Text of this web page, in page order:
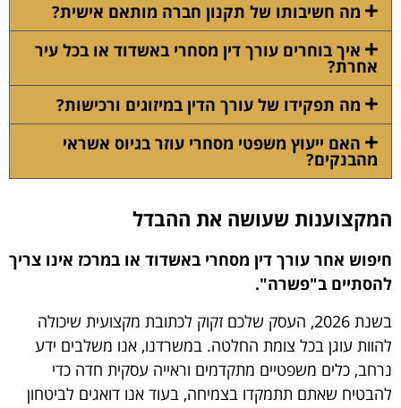
מה חשיבותו של תקנון חברה מותאם אישית?
איך בוחרים עורך דין מסחרי באשדוד או בכל עיר
אחרת?
מה תפקידו של עורך הדין במיזוגים ורכישות?
האם ייעוץ משפטי מסחרי עוזר בגיוס אשראי
מהבנקים?
המקצוענות שעושה את ההבדל
חיפוש אחר עורך דין מסחרי באשדוד או במרכז אינו צריך
להסתיים ב"פשרה".
בשנת 2026, העסק שלכם זקוק לכתובת מקצועית שיכולה
להוות עוגן בכל צומת החלטה. במשרדנו, אנו משלבים ידע
נרחב, כלים משפטיים מתקדמים וראייה עסקית חדה כדי
להבטיח שאתם תתמקדו בצמיחה, בעוד אנו דואגים לביטחון